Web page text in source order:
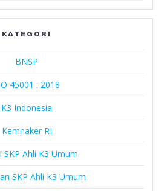
Rabel
Lindo
KATEGORI
BNSP
45001 : 2018
K3 Indonesia
Kemnaker RI
SKP Ahli K3 Umum
SKP Ahli K3 Umum